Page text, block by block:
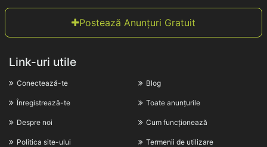
Postează Anunțuri Gratuit
Link-uri utile
Conectează-te
Înregistrează-te
Despre noi
Politica site-ului
Blog
Toate anunțurile
Cum funcționează
Termenii de utilizare